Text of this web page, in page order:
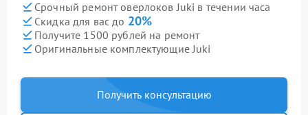
Срочный ремонт оверлоков Juki в течении часа
Скидка для вас до 20%
Получите 1500 рублей на ремонт
Оригинальные комплектующие Juki
Получить консультацию